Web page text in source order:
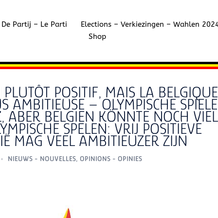
De Partij – Le Parti Elections – Verkiezingen – Wahlen
Shop
POSITIF, MAIS LA BELGIQUE
AMBITIEUSE – OLYMPISCHE
ABER BELGIEN KÖNNTE NOCH VIEL
SPELEN: VRIJ POSITIEVE
MAG VEEL AMBITIEUZER ZIJN
NIEUWS - NOUVELLES,OPINIONS - OPINIES